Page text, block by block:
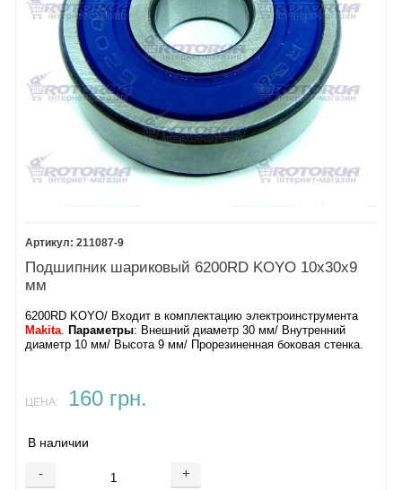
211087-9
Подшипник шариковый 6200RD KOYO 10х30х9
мм
6200RD KOYO/ Входит в комплектацию электроинструмента
Makita
Параметры: Внешний диаметр 30 мм/ Внутренний
диаметр 10 мм/ Высота 9 мм/ Прорезиненная боковая стенка.
ЦЕНА: 160 грн.
В наличии
- +